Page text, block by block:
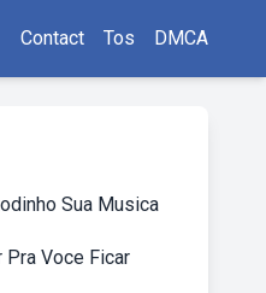
Contact Tos DMCA
Sua Musica
Pra Voce Ficar